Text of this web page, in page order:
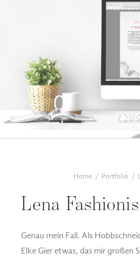
Home Portfolio
Lena
Genau mein Fall. Als
Elke Gier etwas, das mir großen